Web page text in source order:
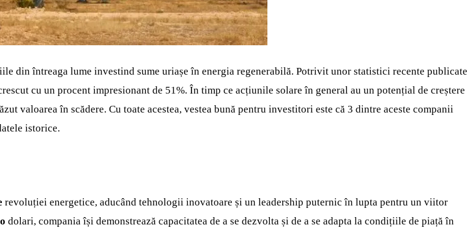
din întreaga lume investind sume uriașe în energia regenerabilă. Potrivit unor statistici recente publicate
cu un procent impresionant de 51%. În timp ce acțiunile solare în general au un potențial de creștere
valoarea în scădere. Cu toate acestea, vestea bună pentru investitori este că 3 dintre aceste companii
istorice.
revoluției energetice, aducând tehnologii inovatoare și un leadership puternic în lupta pentru un viitor
dolari, compania își demonstrează capacitatea de a se dezvolta și de a se adapta la condițiile de piață în